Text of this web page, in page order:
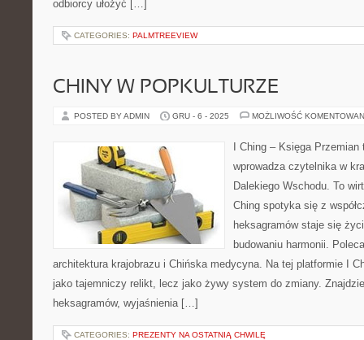
odbiorcy ułożyć […]
CATEGORIES: PALMTREEVIEW
CHINY W POPKULTURZE
POSTED BY ADMIN GRU - 6 - 2025 MOŻLIWOŚĆ
I Ching – Księga
wprowadza czytelnika w
Dalekiego Wschodu. To
Ching spotyka się z
heksagramów staje się
budowaniu harmonii.
architektura krajobrazu i Chińska medycyna. Na tej platformie I
jako tajemniczy relikt, lecz jako żywy system do zmiany.
heksagramów, wyjaśnienia […]
CATEGORIES: PREZENTY NA OSTATNIĄ CHWILĘ